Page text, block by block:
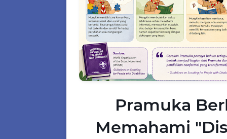
Pramuka
Memahami